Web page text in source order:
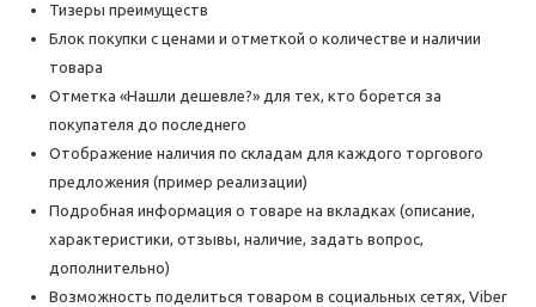
Тизеры преимуществ
Блок покупки с ценами и отметкой о количестве и наличии
товара
Отметка «Нашли дешевле?» для тех, кто борется за
покупателя до последнего
Отображение наличия по складам для каждого торгового
предложения (пример реализации)
Подробная информация о товаре на вкладках (описание,
характеристики, отзывы, наличие, задать вопрос,
дополнительно)
Возможность поделиться товаром в социальных сетях, Viber